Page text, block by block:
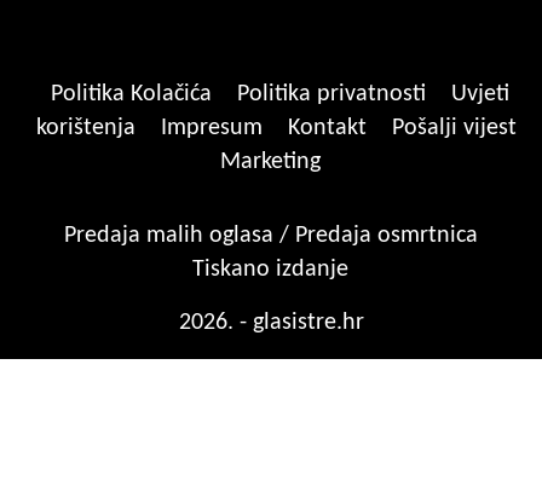
Politika Kolačića Politika privatnosti
Uvjeti
korištenja
Impresum Kontakt
Pošalji vijest
Marketing
Predaja malih oglasa / Predaja osmrtnica
Tiskano izdanje
2026. - glasistre.hr